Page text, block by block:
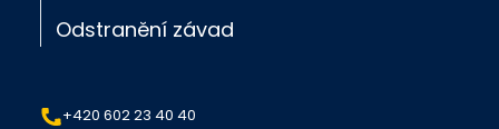
Odstranění závad
+420 602 23 40 40